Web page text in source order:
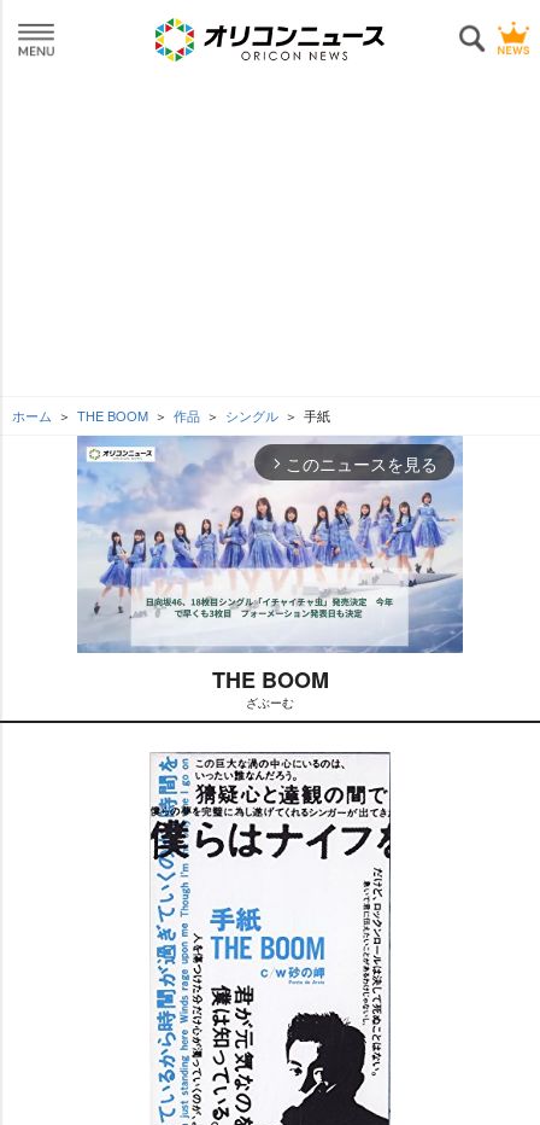
ホーム THE BOOM 作品 シングル 手紙
arrow_forward_ios このニュースを見る
M
e
THE BOOM
ざぶーむ